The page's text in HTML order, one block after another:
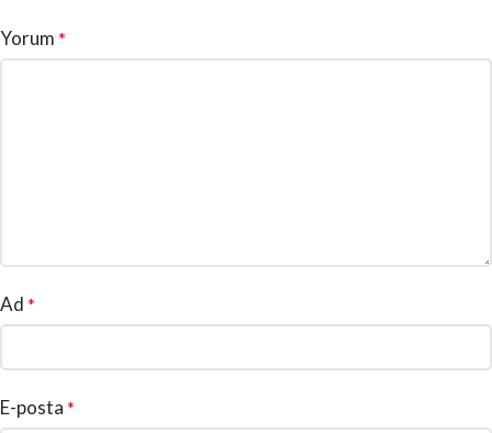
Yorum *
Ad *
E-posta *